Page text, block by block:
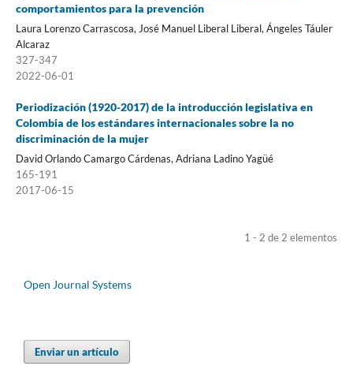
comportamientos para la prevención
Laura Lorenzo Carrascosa, José Manuel Liberal Liberal, Ángeles Táuler
Alcaraz
327-347
2022-06-01
Periodización (1920-2017) de la introducción legislativa en
Colombia de los estándares internacionales sobre la no
discriminación de la mujer
David Orlando Camargo Cárdenas, Adriana Ladino Yagüé
165-191
2017-06-15
1 - 2 de 2 elementos
Open Journal Systems
Enviar un artículo